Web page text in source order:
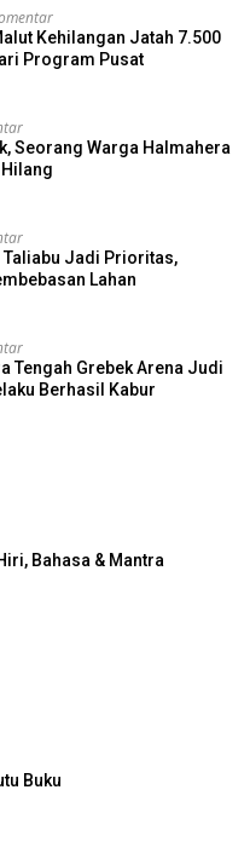
Kehilangan Jatah 7.500
Program Pusat
Seorang Warga Halmahera
Taliabu Jadi Prioritas,
Lahan
Tengah Grebek Arena Judi
Berhasil Kabur
Bahasa & Mantra
Buku